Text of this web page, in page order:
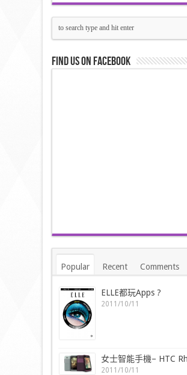
Find us on Facebook
Popular Recent Comments
ELLE都玩Apps ?
2011/10/11
女士智能手機– HTC
2011/10/11